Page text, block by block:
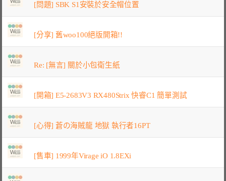
[問題] SBK S1安裝於安全帽位置
[分享] 舊woo100絕版開箱!!
Re: [無言] 關於小包衛生紙
[開箱] E5-2683V3 RX480Strix 快睿C1 簡單測試
[心得] 蒼の海賊龍 地獄 執行者16PT
[售車] 1999年Virage iO 1.8EXi